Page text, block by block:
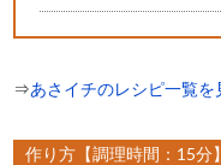
⇒あさイチのレシピ一覧を
作り方【調理時間：15分】